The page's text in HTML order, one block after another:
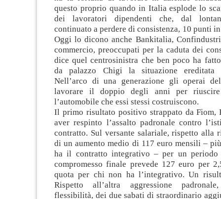
questo proprio quando in Italia esplode lo
dei lavoratori dipendenti che, dal
continuato a perdere di consistenza, 10 punti
Oggi lo dicono anche Bankitalia,
commercio, preoccupati per la caduta dei
dice quel centrosinistra che ben poco ha
da palazzo Chigi la situazione ereditata
Nell’arco di una generazione gli operai
lavorare il doppio degli anni per riuscire
l’automobile che essi stessi costruiscono.
Il primo risultato positivo strappato da Fiom,
aver respinto l’assalto padronale contro
contratto. Sul versante salariale, rispetto alla
di un aumento medio di 117 euro mensili –
ha il contratto integrativo – per un
compromesso finale prevede 127 euro per
quota per chi non ha l’integrativo. Un
Rispetto all’altra aggressione
flessibilità, dei due sabati di straordinario